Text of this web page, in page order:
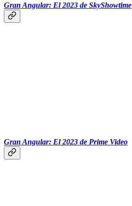
Gran Angular: El 2023 de SkyShowtime
Gran Angular: El 2023 de Prime Video